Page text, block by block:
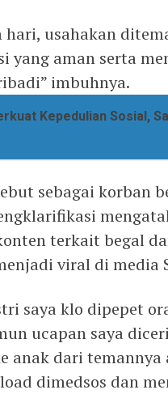
usahakan
yang aman serta
imbuhnya.
Kepedulian Sosial,
sebagai korban
terkait begal
viral di media
saya klo dipepet
ucapan saya
anak dari
dimedsos dan